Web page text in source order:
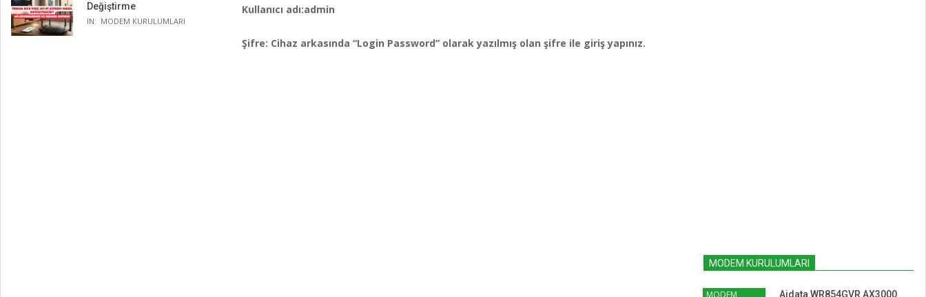
Kullanıcı adı:admin
Şifre: Cihaz arkasında “Login Password” olarak yazılmış olan şifre ile giriş yapınız.
Değiştirme
IN: MODEM KURULUMLARI
MODEM KURULUMLARI
MODEM Aidata WR854GVR AX3000